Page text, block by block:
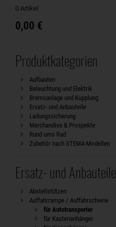
0 Artikel
0,00 €
Produktkategorien
Aufbauten
Beleuchtung und Elektrik
Bremsanlage und Kupplung
Ersatz- und Anbauteile
Ladungssicherung
Merchandise & Prospekte
Rund ums Rad
Zubehör nach STEMA-Modellen
Ersatz- und Anbauteile
Abstellstützen
Auffahrrampe / Auffahrschiene
für Autotransporter
für Kastenanhänger